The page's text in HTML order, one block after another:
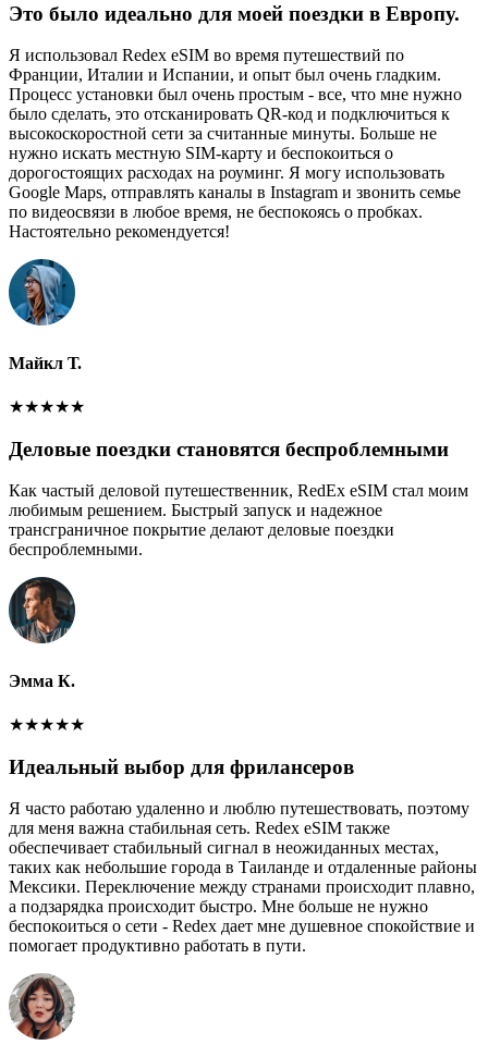
Это было идеально для моей поездки в Европу.
Я использовал Redex eSIM во время путешествий по
Франции, Италии и Испании, и опыт был очень гладким.
Процесс установки был очень простым - все, что мне нужно
было сделать, это отсканировать QR-код и подключиться к
высокоскоростной сети за считанные минуты. Больше не
нужно искать местную SIM-карту и беспокоиться о
дорогостоящих расходах на роуминг. Я могу использовать
Google Maps, отправлять каналы в Instagram и звонить семье
по видеосвязи в любое время, не беспокоясь о пробках.
Настоятельно рекомендуется!
Майкл Т.
★★★★★
Деловые поездки становятся беспроблемными
Как частый деловой путешественник, RedEx eSIM стал моим
любимым решением. Быстрый запуск и надежное
трансграничное покрытие делают деловые поездки
беспроблемными.
Эмма К.
★★★★★
Идеальный выбор для фрилансеров
Я часто работаю удаленно и люблю путешествовать, поэтому
для меня важна стабильная сеть. Redex eSIM также
обеспечивает стабильный сигнал в неожиданных местах,
таких как небольшие города в Таиланде и отдаленные районы
Мексики. Переключение между странами происходит плавно,
а подзарядка происходит быстро. Мне больше не нужно
беспокоиться о сети - Redex дает мне душевное спокойствие и
помогает продуктивно работать в пути.